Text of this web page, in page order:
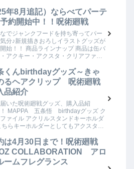
は五条くんのグッズが全くなくて(´；
年8月追記）ならべてパーテ
予約開始中！！呪術廻戦
でジャンクフードを持ち寄ってパー
分♪新規描きおろしイラストグッズが
始！！ 商品ラインナップ 商品は缶バ
アクキー・アクスタ・クリアファイ
はトレーディングです。 ミニアクリ
くんbirthdayグッズ～きゃ
るヘアクリップ 呪術廻戦
品紹介
いた呪術廻戦グッズ、購入品紹
MAPPA 五条悟 birthdayグッズ ク
ファイル アクリルスタンドキーホルダ
ちらキーホルダーとしてもアクスタと
すいです♪ フォト風カード＆…
は4月30日まで！呪術廻戦
COLLABORATION アロ
ームフレグランス